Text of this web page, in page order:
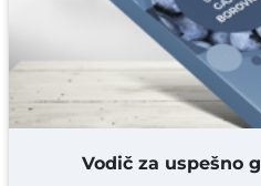
DODAJ
Vodič za uspešno